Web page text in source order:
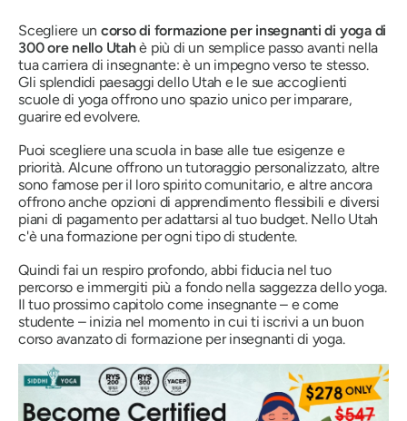
Scegliere un corso di formazione per insegnanti di yoga di
300 ore nello Utahè più di un semplice passo avanti nella
tua carriera di insegnante: è un impegno verso te stesso.
Gli splendidi paesaggi dello Utah e le sue accoglienti
scuole di yoga offrono uno spazio unico per imparare,
guarire ed evolvere.
Puoi scegliere una scuola in base alle tue esigenze e
priorità. Alcune offrono un tutoraggio personalizzato, altre
sono famose per il loro spirito comunitario, e altre ancora
offrono anche opzioni di apprendimento flessibili e diversi
piani di pagamento per adattarsi al tuo budget. Nello Utah
c'è una formazione per ogni tipo di studente.
Quindi fai un respiro profondo, abbi fiducia nel tuo
percorso e immergiti più a fondo nella saggezza dello yoga.
Il tuo prossimo capitolo come insegnante – e come
studente – inizia nel momento in cui ti iscrivi a un buon
corso avanzato di formazione per insegnanti di yoga.